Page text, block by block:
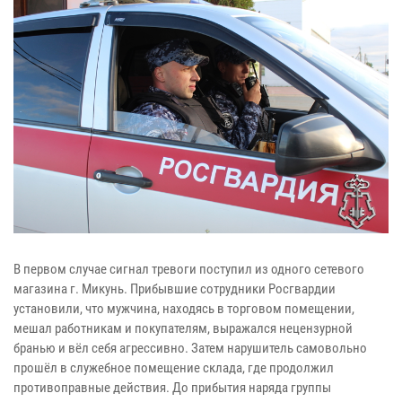
В первом случае сигнал тревоги поступил из одного сетевого
магазина г. Микунь. Прибывшие сотрудники Росгвардии
установили, что мужчина, находясь в торговом помещении,
мешал работникам и покупателям, выражался нецензурной
бранью и вёл себя агрессивно. Затем нарушитель самовольно
прошёл в служебное помещение склада, где продолжил
противоправные действия. До прибытия наряда группы